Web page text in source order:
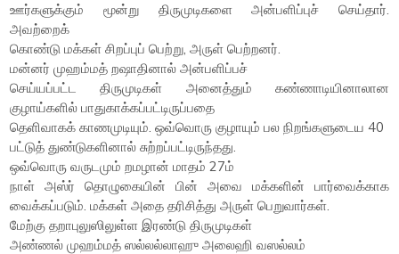
ஊர்களுக்கும் மூன்று திருமுடிகளை அன்பளிப்புச் செய்தார்.
அவற்றைக்
கொண்டு மக்கள் சிறப்புப் பெற்று, அருள் பெற்றனர்.
மன்னர் முஹம்மத் றஷாதினால் அன்பளிப்பச்
செய்யப்பட்ட திருமுடிகள் அனைத்தும் கண்ணாடியினாலான
குழாய்களில் பாதுகாக்கப்பட்டிருப்பதை
தெளிவாகக் காணமுடியும். ஒவ்வொரு குழாயும் பல நிறங்களுடைய 40
பட்டுத் துண்டுகளினால் சுற்றப்பட்டிருந்தது.
ஒவ்வொரு வருடமும் றமழான் மாதம் 27ம்
நாள் அஸ்ர் தொழுகையின் பின் அவை மக்களின் பார்வைக்காக
வைக்கப்படும். மக்கள் அதை தரிசித்து அருள் பெறுவார்கள்.
மேற்கு தறாபுலுஸிலுள்ள இரண்டு திருமுடிகள்
அண்ணல் முஹம்மத் ஸல்லல்லாஹு அலைஹி வஸல்லம்